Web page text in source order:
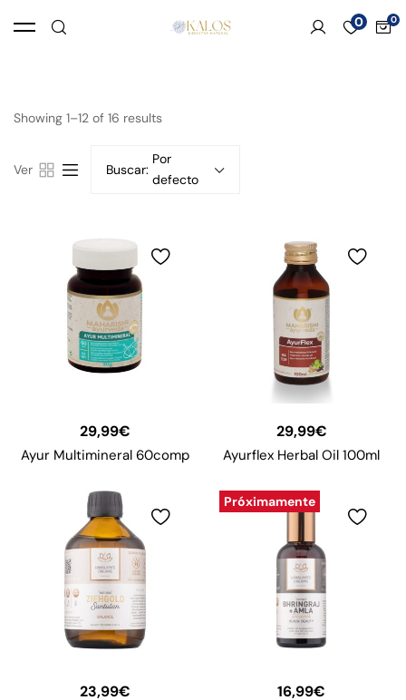
0
Showing 1–12 of 16 results
Ver Buscar:
Por
defecto
29,99€
Ayur Multimineral 60comp
29,99€
Ayurflex Herbal Oil 100ml
23,99€
Próximamente
16,99€